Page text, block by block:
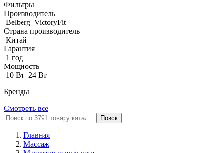
Фильтры
Производитель
Belberg VictoryFit
Страна производитель
Китай
Гарантия
1 год
Мощность
10 Вт 24 Вт
Бренды
Смотреть все
Поиск
Главная
Массаж